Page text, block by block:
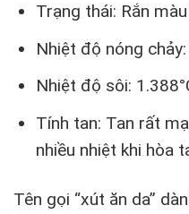
Trạng thái: Rắn
Nhiệt độ nóng chảy:
Nhiệt độ sôi:
Tính tan: Tan rất
nhiều nhiệt khi hòa
Tên gọi “xút ăn da”